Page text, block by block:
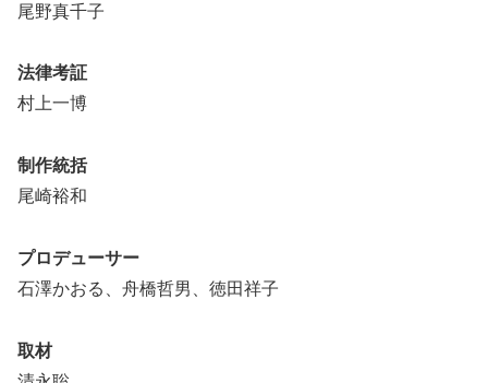
尾野真千子
法律考証
村上一博
制作統括
尾崎裕和
プロデューサー
石澤かおる、舟橋哲男、徳田祥子
取材